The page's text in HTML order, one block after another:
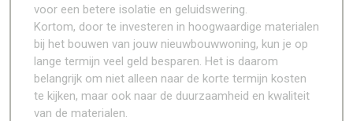
voor een betere isolatie en geluidswering.
Kortom, door te investeren in hoogwaardige materialen
bij het bouwen van jouw nieuwbouwwoning, kun je op
lange termijn veel geld besparen. Het is daarom
belangrijk om niet alleen naar de korte termijn kosten
te kijken, maar ook naar de duurzaamheid en kwaliteit
van de materialen.